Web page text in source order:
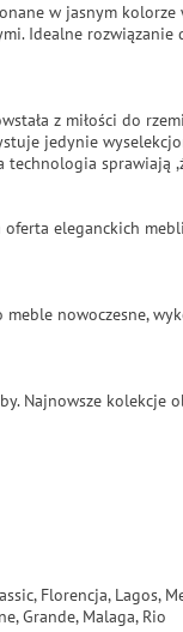
w jasnym
Idealne rozwiązanie
z miłości do
jedynie
sprawiają
eleganckich
nowoczesne,
Najnowsze kolekcje
Florencja, Lagos,
Grande, Malaga, Rio